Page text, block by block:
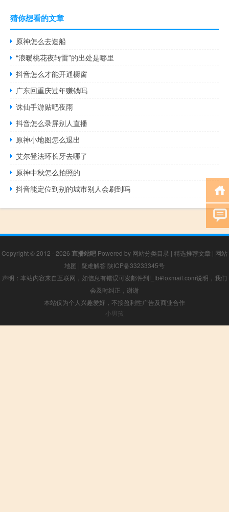
猜你想看的文章
原神怎么去造船
“浪暖桃花夜转雷”的出处是哪里
抖音怎么才能开通橱窗
广东回重庆过年赚钱吗
诛仙手游贴吧夜雨
抖音怎么录屏别人直播
原神小地图怎么退出
艾尔登法环长牙去哪了
原神中秋怎么拍照的
抖音能定位到别的城市别人会刷到吗
Copyright © 2012 - 2026 直播站吧 Powered by 网站分类目录 | 精选推荐文章 | 网站
地图 | 疑难解答 陕ICP备33233345号
声明：本站内容来自互联网，如信息有错误可发邮件到f_fb#foxmail.com说明，我们
会及时纠正，谢谢
本站仅为个人兴趣爱好，不接盈利性广告及商业合作
小男孩